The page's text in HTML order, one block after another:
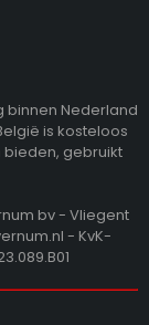
binnen Nederland
is kosteloos
bieden, gebruikt
bv - Vliegent
- KvK-